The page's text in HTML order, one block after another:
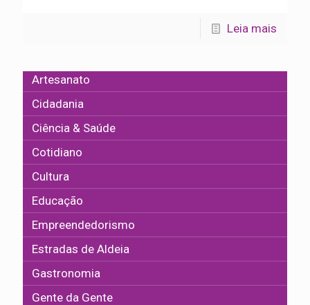
Leia mais
Artesanato
Cidadania
Ciência & Saúde
Cotidiano
Cultura
Educação
Empreendedorismo
Estradas de Aldeia
Gastronomia
Gente da Gente